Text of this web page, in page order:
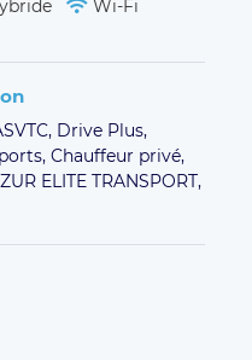
ce chauffeur très